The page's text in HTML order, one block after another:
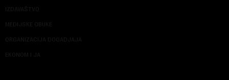
IZDAVAŠTVO
MEDIJSKE OBUKE
ORGANIZACIJA DOGADJAJA
EKONOM I JA